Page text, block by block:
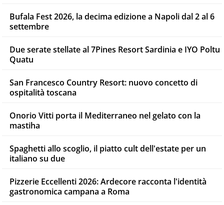
Bufala Fest 2026, la decima edizione a Napoli dal 2 al 6
settembre
Due serate stellate al 7Pines Resort Sardinia e IYO Poltu
Quatu
San Francesco Country Resort: nuovo concetto di
ospitalità toscana
Onorio Vitti porta il Mediterraneo nel gelato con la
mastiha
Spaghetti allo scoglio, il piatto cult dell'estate per un
italiano su due
Pizzerie Eccellenti 2026: Ardecore racconta l'identità
gastronomica campana a Roma